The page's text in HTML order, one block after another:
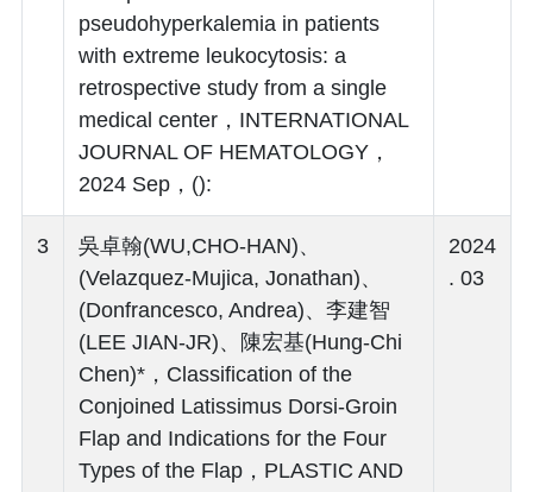
pseudohyperkalemia in patients
with extreme leukocytosis: a
retrospective study from a single
medical center，INTERNATIONAL
JOURNAL OF HEMATOLOGY，
2024 Sep，():
3
吳卓翰(WU,CHO-HAN)、
(Velazquez-Mujica, Jonathan)、
(Donfrancesco, Andrea)、李建智
(LEE JIAN-JR)、陳宏基(Hung-Chi
Chen)*，Classification of the
Conjoined Latissimus Dorsi-Groin
Flap and Indications for the Four
Types of the Flap，PLASTIC AND
2024
. 03